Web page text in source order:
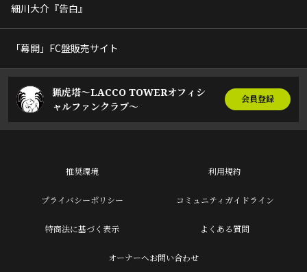
細川大介『告白』
「幕開」FC盤販売サイト
猟虎塔～LACCO TOWERオフィシ
ャルファンクラブ～
会員登録
推奨環境 利用規約
プライバシーポリシー コミュニティガイドライン
特商法に基づく表示 よくある質問
オーナーへお問い合わせ